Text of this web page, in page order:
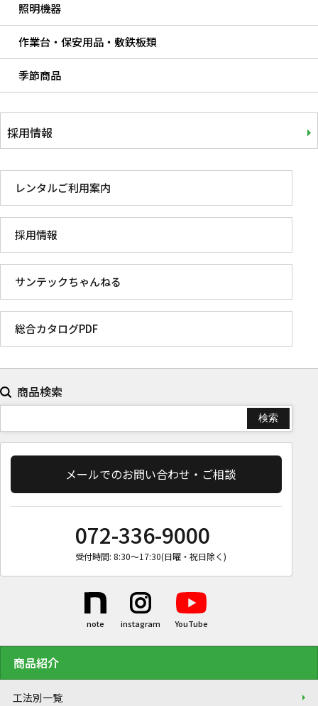
照明機器
作業台・保安用品・敷鉄板類
季節商品
採用情報
レンタルご利用案内
採用情報
サンテックちゃんねる
総合カタログPDF
商品検索
メールでのお問い合わせ・ご相談
072-336-9000
受付時間: 8:30〜17:30(日曜・祝日除く)
商品紹介
工法別一覧